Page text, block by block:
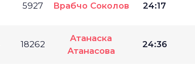
5927 Врабчо Соколов 24:17
18262
Атанаска
Атанасова
24:36